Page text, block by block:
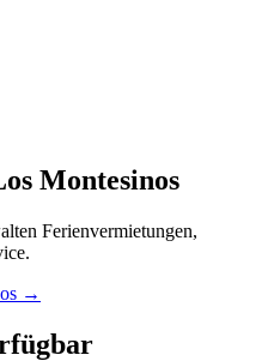
Montesinos
Ferienvermietungen,
→